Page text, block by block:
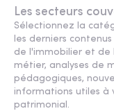
Les secteurs
Sélectionnez la
les derniers
de l'immobilier et de
métier, analyses de
pédagogiques,
informations utiles à
patrimonial.